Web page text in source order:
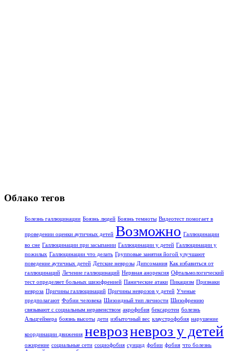
Облако тегов
Болезнь галлюцинации Боязнь людей Боязнь темноты Видеотест помогает в
проведении оценки аутичных детей Возможно Галлюцинации
во сне Галлюцинации при засыпании Галлюцинации у детей Галлюцинации у
пожилых Галлюцинации что делать Групповые занятия йогой улучшают
поведение аутичных детей Детские неврозы Дипсомания Как избавиться от
галлюцинаций Лечение галлюцинаций Нервная анорексия Офтальмологический
тест определяет больных шизофренией Панические атаки Пикацизм Признаки
невроза Причины галлюцинаций Причины неврозов у детей Ученые
предполагают Фобии человека Шизоидный тип личности Шизофрению
связывают с социальным неравенством акрофобия бексаротен болезнь
Альцгеймера боязнь высоты дети избыточный вес клаустрофобия нарушение
координации движения неврозневроз у детей
ожирение социальные сети социофобия суицид фобии фобия что болезнь